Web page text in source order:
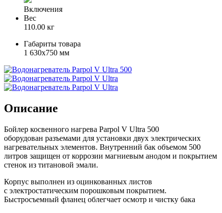
Включения
Вес
110.00 кг
Габариты товара
1 630x750 мм
Описание
Бойлер косвенного нагрева Parpol V Ultra 500
оборудован разъемами для установки двух электрических
нагревательных элементов. Внутренний бак объемом 500
литров защищен от коррозии магниевым анодом и покрытием
стенок из титановой эмали.
Корпус выполнен из оцинкованных листов
с электростатическим порошковым покрытием.
Быстросъемный фланец облегчает осмотр и чистку бака